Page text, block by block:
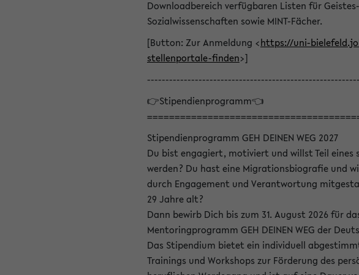
Downloadbereich verfügbaren Listen für
Sozialwissenschaften sowie MINT-Fächer.
[Button: Zur Anmeldung <https://uni-
stellenportale-finden>]
👉Stipendienprogramm👈
Stipendienprogramm GEH DEINEN WEG 2027
Du bist engagiert, motiviert und willst Teil eines
werden? Du hast eine Migrationsbiografie und
durch Engagement und Verantwortung
29 Jahre alt?
Dann bewirb Dich bis zum 31. August 2026 für
Mentoringprogramm GEH DEINEN WEG der
Das Stipendium bietet ein individuell
Trainings und Workshops zur Förderung des